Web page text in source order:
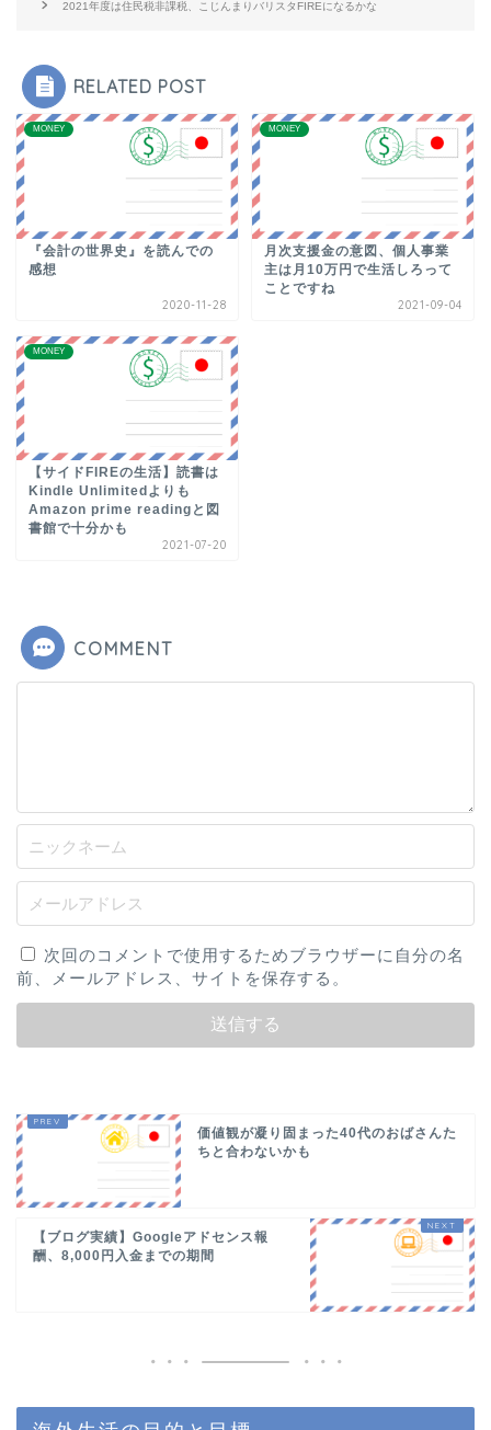
2021年度は住民税非課税、こじんまりバリスタFIREになるかな
RELATED POST
MONEY
『会計の世界史』を読んでの
感想
2020-11-28
MONEY
月次支援金の意図、個人事業
主は月10万円で生活しろって
ことですね
2021-09-04
MONEY
【サイドFIREの生活】読書は
Kindle Unlimitedよりも
Amazon prime readingと図
書館で十分かも
2021-07-20
COMMENT
次回のコメントで使用するためブラウザーに自分の名
前、メールアドレス、サイトを保存する。
価値観が凝り固まった40代のおばさんた
ちと合わないかも
【ブログ実績】Googleアドセンス報
酬、8,000円入金までの期間